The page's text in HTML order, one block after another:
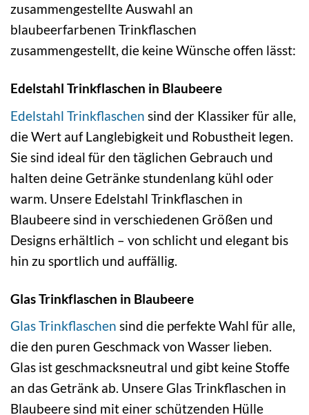
zusammengestellte Auswahl an
blaubeerfarbenen Trinkflaschen
zusammengestellt, die keine Wünsche offen lässt:
Edelstahl Trinkflaschen in Blaubeere
Edelstahl Trinkflaschen sind der Klassiker für alle,
die Wert auf Langlebigkeit und Robustheit legen.
Sie sind ideal für den täglichen Gebrauch und
halten deine Getränke stundenlang kühl oder
warm. Unsere Edelstahl Trinkflaschen in
Blaubeere sind in verschiedenen Größen und
Designs erhältlich – von schlicht und elegant bis
hin zu sportlich und auffällig.
Glas Trinkflaschen in Blaubeere
Glas Trinkflaschen sind die perfekte Wahl für alle,
die den puren Geschmack von Wasser lieben.
Glas ist geschmacksneutral und gibt keine Stoffe
an das Getränk ab. Unsere Glas Trinkflaschen in
Blaubeere sind mit einer schützenden Hülle